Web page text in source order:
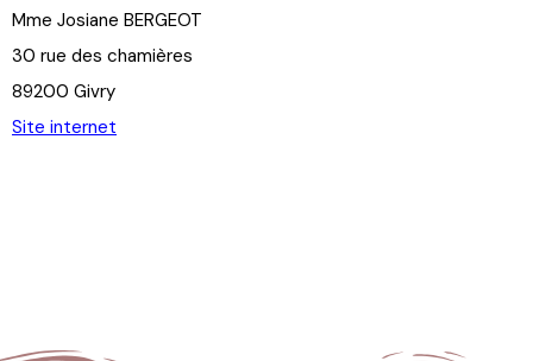
Mme Josiane BERGEOT
30 rue des chamières
89200 Givry
Site internet